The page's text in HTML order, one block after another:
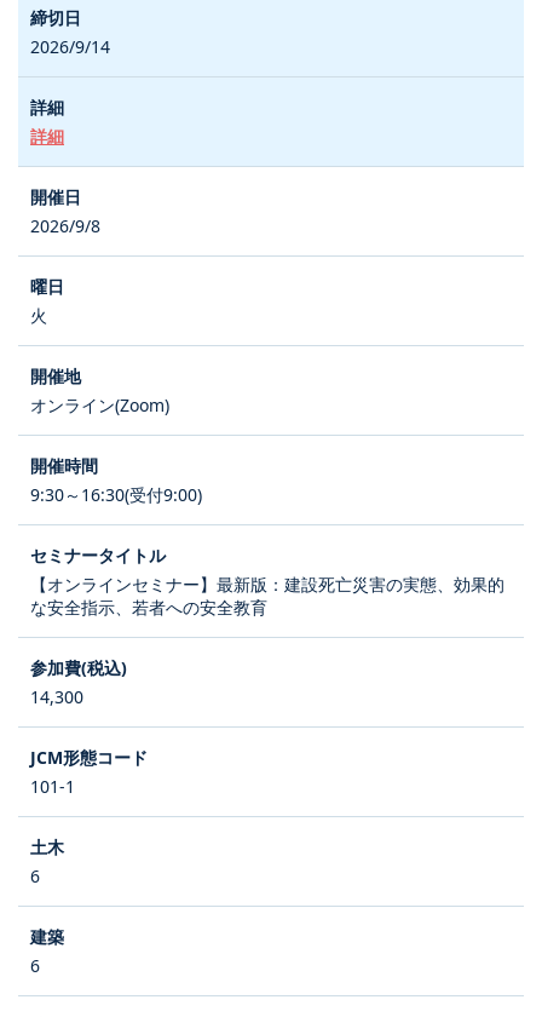
2026/9/14
詳細
2026/9/8
火
オンライン(Zoom)
9:30～16:30(受付9:00)
【オンラインセミナー】最新版：建設死亡災害の実態、効果的
な安全指示、若者への安全教育
14,300
101-1
6
6